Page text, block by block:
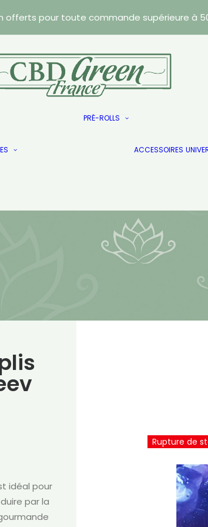
offerts pour toute commande supérieure à
PRÉ-ROLLS
ACCESSOIRES
idéal pour
par la
Rupture de